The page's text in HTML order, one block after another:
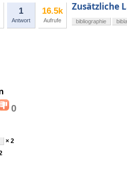
1
Antwort
16.5k
Aufrufe
Zusätzliche
bibliographie
0
× 2